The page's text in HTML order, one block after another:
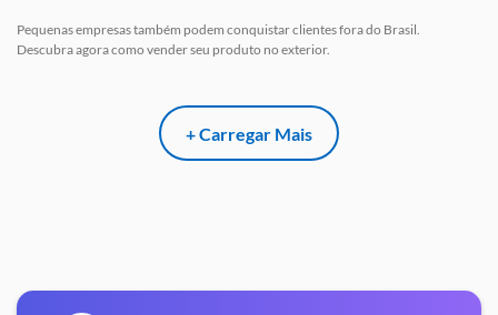
Pequenas empresas também podem conquistar clientes fora do Brasil.
Descubra agora como vender seu produto no exterior.
+ Carregar Mais